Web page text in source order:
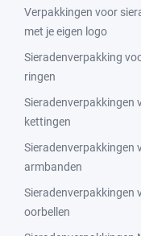
Verpakkingen voor
met je eigen logo
Sieradenverpakking
ringen
Sieradenverpakkingen
kettingen
Sieradenverpakkingen
armbanden
Sieradenverpakkingen
oorbellen